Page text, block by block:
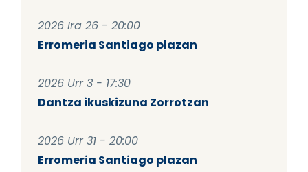
2026 Ira 26 - 20:00
Erromeria Santiago plazan
2026 Urr 3 - 17:30
Dantza ikuskizuna Zorrotzan
2026 Urr 31 - 20:00
Erromeria Santiago plazan